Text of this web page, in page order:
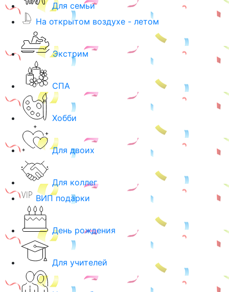
Для семьи
На открытом воздухе - летом
Экстрим
СПА
Хобби
Для двоих
Для коллег
ВИП подарки
День рождения
Для учителей